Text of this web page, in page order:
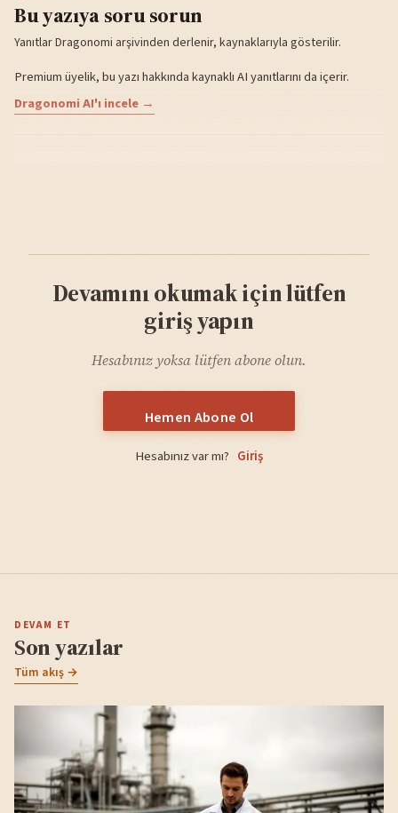
Bu yazıya soru sorun
Yanıtlar Dragonomi arşivinden derlenir, kaynaklarıyla gösterilir.
Premium üyelik, bu yazı hakkında kaynaklı AI yanıtlarını da içerir.
Dragonomi AI'ı incele →
Devamını okumak için lütfen
giriş yapın
Hesabınız yoksa lütfen abone olun.
Hemen Abone Ol
Hesabınız var mı? Giriş
DEVAM ET
Son yazılar
Tüm akış →